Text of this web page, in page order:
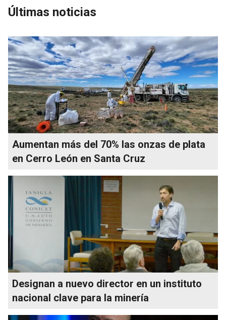
Últimas noticias
Aumentan más del 70% las onzas de plata
en Cerro León en Santa Cruz
Designan a nuevo director en un instituto
nacional clave para la minería